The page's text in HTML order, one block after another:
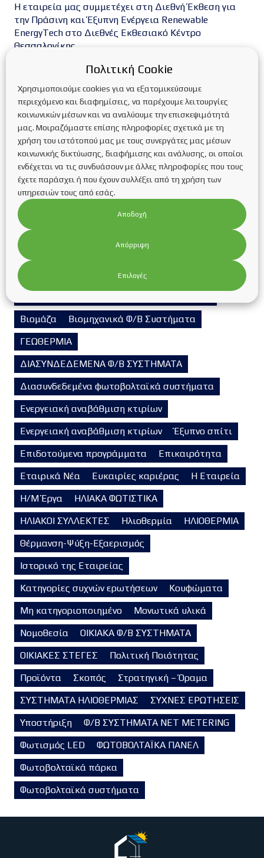
Η εταιρεία μας συμμετέχει στη Διεθνή Έκθεση για
την Πράσινη και Έξυπνη Ενέργεια Renewable
EnergyTech στο Διεθνές Εκθεσιακό Κέντρο
Θεσσαλονίκης
Συνέντευξη της Υπεύθυνης της εταιρείας
κας.Κυριακίδου Κατερίνας στη ραδιοφωνική
εκπομπή “Τα παιδιά της Πιάτσας” του κ.Βαρδάκη
Δημοσθένη στο Metropolis FM
Kατηγορίες
Blog FAQs οικιακές στέγες
Inverters
Service Φ/Β πάρκων
Trackers
ΑΔΕΙΟΔΟΤΗΣΕΙΣ
Ανανεώσιμες πηγές ενέργειας
ΑΝΤΛΙΕΣ ΘΕΡΜΟΤΗΤΑΣ
ΑΥΤΟΝΟΜΑ Φ/Β ΣΥΣΤΗΜΑΤΑ
Αυτόνομα φωτοβολταϊκά συστήματα
Βιομάζα
Βιομηχανικά Φ/Β Συστήματα
ΓΕΩΘΕΡΜΙΑ
ΔΙΑΣΥΝΔΕΔΕΜΕΝΑ Φ/Β ΣΥΣΤΗΜΑΤΑ
Διασυνδεδεμένα φωτοβολταϊκά συστήματα
Ενεργειακή αναβάθμιση κτιρίων
Ενεργειακή αναβάθμιση κτιρίων
Έξυπνο σπίτι
Επιδοτούμενα προγράμματα
Επικαιρότητα
Εταιρικά Νέα
Ευκαιρίες καριέρας
Η Εταιρεία
Η/Μ Έργα
ΗΛΙΑΚΑ ΦΩΤΙΣΤΙΚΑ
ΗΛΙΑΚΟΙ ΣΥΛΛΕΚΤΕΣ
Ηλιοθερμία
ΗΛΙΟΘΕΡΜΙΑ
Θέρμανση-Ψύξη-Εξαερισμός
Ιστορικό της Εταιρείας
Κατηγορίες συχνών ερωτήσεων
Κουφώματα
Μη κατηγοριοποιημένο
Μονωτικά υλικά
Νομοθεσία
ΟΙΚΙΑΚΑ Φ/Β ΣΥΣΤΗΜΑΤΑ
ΟΙΚΙΑΚΕΣ ΣΤΕΓΕΣ
Πολιτική Ποιότητας
Προϊόντα
Σκοπός
Στρατηγική – Όραμα
ΣΥΣΤΗΜΑΤΑ ΗΛΙΟΘΕΡΜΙΑΣ
ΣΥΧΝΕΣ ΕΡΩΤΗΣΕΙΣ
Υποστήριξη
Φ/Β ΣΥΣΤΗΜΑΤΑ NET METERING
Φωτισμός LED
ΦΩΤΟΒΟΛΤΑΪΚΑ ΠΑΝΕΛ
Φωτοβολταϊκά πάρκα
Φωτοβολταϊκά συστήματα
Πολιτική Cookie
Χρησιμοποιούμε cookies για να εξατομικεύσουμε
περιεχόμενο και διαφημίσεις, να παρέχουμε λειτουργίες
κοινωνικών μέσων και να αναλύουμε την επισκεψιμότητά
μας. Μοιραζόμαστε επίσης πληροφορίες σχετικά με τη
χρήση του ιστότοπού μας με τους συνεργάτες μας μέσων
κοινωνικής δικτύωσης, διαφήμισης και ανάλυσης, οι οποίοι
ενδέχεται να τις συνδυάσουν με άλλες πληροφορίες που τους
έχετε παράσχει ή που έχουν συλλέξει από τη χρήση των
υπηρεσιών τους από εσάς.
Αποδοχή
Απόρριψη
Επιλογές